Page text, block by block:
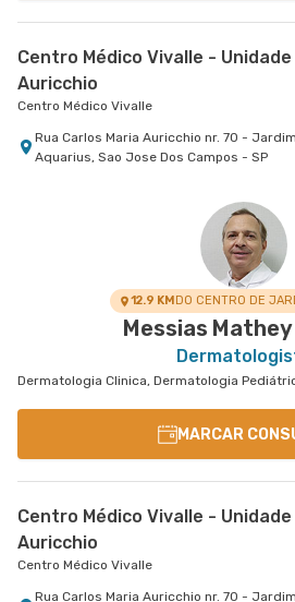
Centro Médico Vivalle -
Auricchio
Centro Médico Vivalle
Rua Carlos Maria Auricchio nr. 70 - Jardim
Aquarius, Sao Jose Dos Campos - SP
12.9 KMDO CENTRO DE
Messias
MARCAR
Centro Médico Vivalle -
Auricchio
Centro Médico Vivalle
Rua Carlos Maria Auricchio nr. 70 - Jardim